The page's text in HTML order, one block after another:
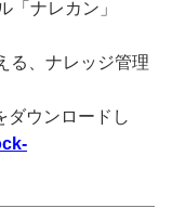
「ナレカン」
る、ナレッジ管理
ダウンロードし